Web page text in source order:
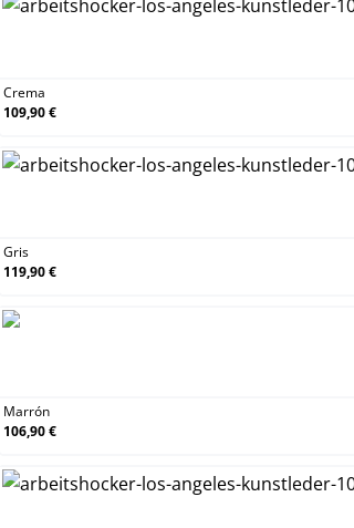
Crema
109,90 €
Gris
119,90 €
Marrón
106,90 €